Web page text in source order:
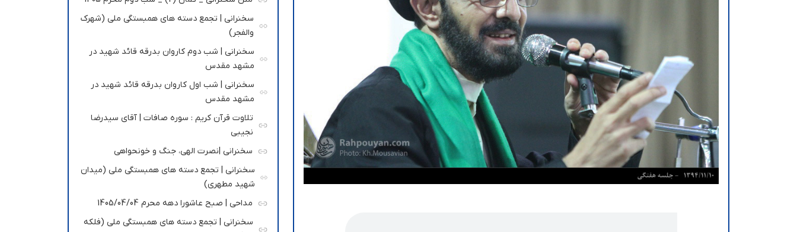
سخنرانی | تجمع دسته های همبستگی ملی (شهرک
والفجر)
سخنرانی | شب دوم کاروان بدرقه قائد شهید در
مشهد مقدس
سخنرانی | شب اول کاروان بدرقه قائد شهید در
مشهد مقدس
تلاوت قرآن کریم : سوره صافات | آقای سیدرضا
نجیبی
سخنرانی |نصرت الهی، جنگ و خونحواهی
سخنرانی | تجمع دسته های همبستگی ملی (میدان
شهید مطهری)
مداحی | صبح عاشورا دهه محرم 1405/04/04
سخنرانی | تجمع دسته های همبستگی ملی (فلکه